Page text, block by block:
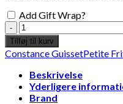
Add Gift Wrap?
Constance
Guisset
x
Petite
Friture
-
Vertigo
Tilføj til kurv
Constance GuissetPetite
Beskrivelse
Yderligere
Brand